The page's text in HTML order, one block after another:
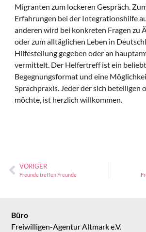
Migranten zum lockeren Gespräch.
Erfahrungen bei der Integrationshilfe
anderen wird bei konkreten Fragen zu
oder zum alltäglichen Leben in
Hilfestellung gegeben oder an
vermittelt. Der Helfertreff ist ein
Begegnungsformat und eine
Sprachpraxis. Jeder der sich beteiligen
möchte, ist herzlich willkommen.
VORIGER
Freunde treffen Freunde
Büro
Freiwilligen-Agentur Altmark e.V.